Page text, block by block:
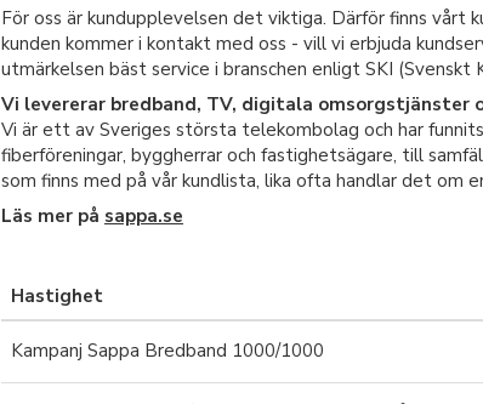
För oss är kundupplevelsen det viktiga. Därför finns vårt
kunden kommer i kontakt med oss - vill vi erbjuda
utmärkelsen bäst service i branschen enligt SKI
Vi levererar bredband, TV, digitala
Vi är ett av Sveriges största telekombolag och har
fiberföreningar, byggherrar och fastighetsägare, till
som finns med på vår kundlista, lika ofta handlar det om
Läs mer på sappa.se
Hastighet
Kampanj Sappa Bredband 1000/1000